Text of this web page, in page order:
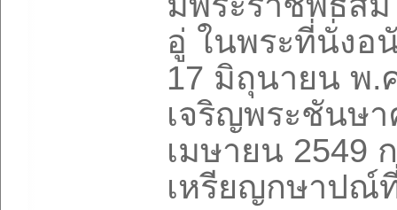
อู่ ในพระที่นั่งอ
17 มิถุนายน พ.
เจริญพระชันษ
เมษายน 2549
เหรียญกษาปณ์